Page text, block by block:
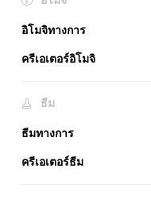
อิโมจิทางการ
ครีเอเตอร์อิโมจิ
ธีม
ธีมทางการ
ครีเอเตอร์ธีม